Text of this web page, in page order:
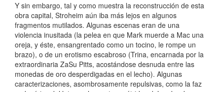
Y sin embargo, tal y como muestra la reconstrucción de esta
obra capital, Stroheim aún iba más lejos en algunos
fragmentos mutilados. Algunas escenas eran de una
violencia inusitada (la pelea en que Mark muerde a Mac una
oreja, y éste, ensangrentado como un tocino, le rompe un
brazo), o de un erotismo escabroso (Trina, encarnada por la
extraordinaria ZaSu Pitts, acostándose desnuda entre las
monedas de oro desperdigadas en el lecho). Algunas
caracterizaciones, asombrosamente repulsivas, como la faz